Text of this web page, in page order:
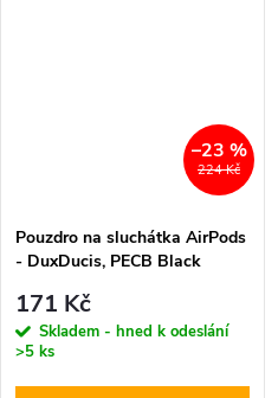
224 Kč
–23 %
Pouzdro na sluchátka AirPods
- DuxDucis, PECB Black
171 Kč
Skladem - hned k odeslání
>5 ks